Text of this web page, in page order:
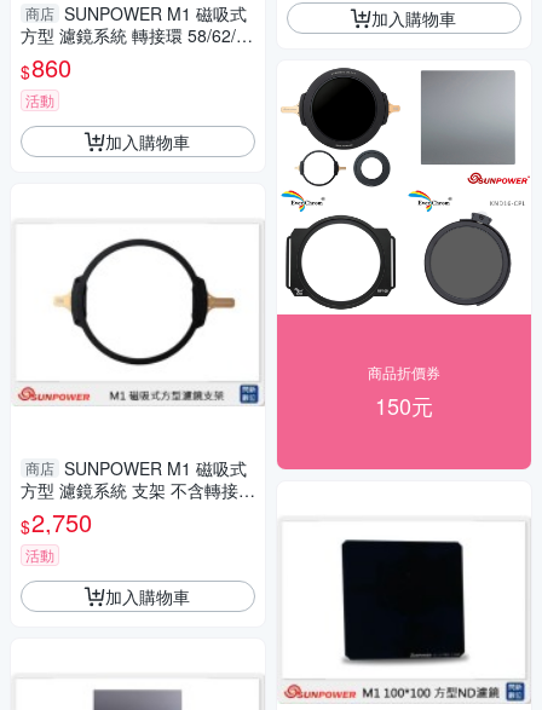
商店 SUNPOWER M1 磁吸式
方型 濾鏡系統 轉接環 58/62/6
7/72/77/82/86/95mm (湧蓮公
司貨)
$860
活動
加入購物車
商店 SUNPOWER M1 磁吸式
方型 濾鏡系統 支架 不含轉接環
(湧蓮公司貨)
$2,750
活動
加入購物車
加入購物車
商品折價券
150元